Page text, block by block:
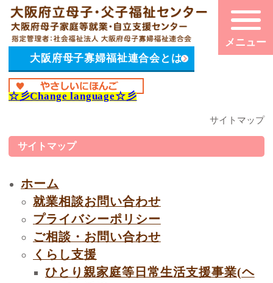
大阪府母子寡婦福祉連合会とは
☆彡Change language☆彡
サイトマップ
サイトマップ
ホーム
就業相談お問い合わせ
プライバシーポリシー
ご相談・お問い合わせ
くらし支援
ひとり親家庭等日常生活支援事業(ヘ